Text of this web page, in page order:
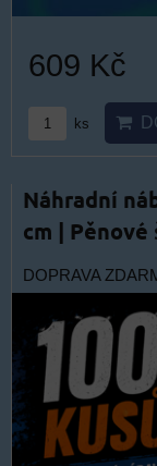
609 Kč
ks
Náhradní
cm |
DOPRAVA